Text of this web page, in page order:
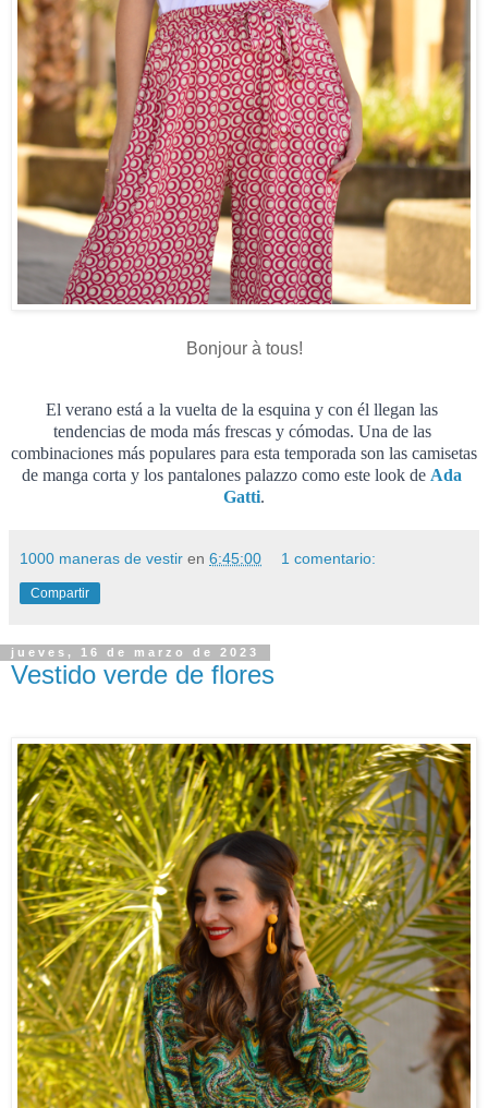
Bonjour à tous!
El verano está a la vuelta de la esquina y con él llegan las
tendencias de moda más frescas y cómodas. Una de las
combinaciones más populares para esta temporada son las camisetas
de manga corta y los pantalones palazzo como este look de Ada
Gatti.
1000 maneras de vestir en 6:45:00 1 comentario:
Compartir
jueves, 16 de marzo de 2023
Vestido verde de flores